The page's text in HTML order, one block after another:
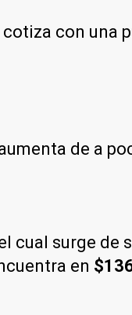
cotiza con una
de a
cual surge de
en